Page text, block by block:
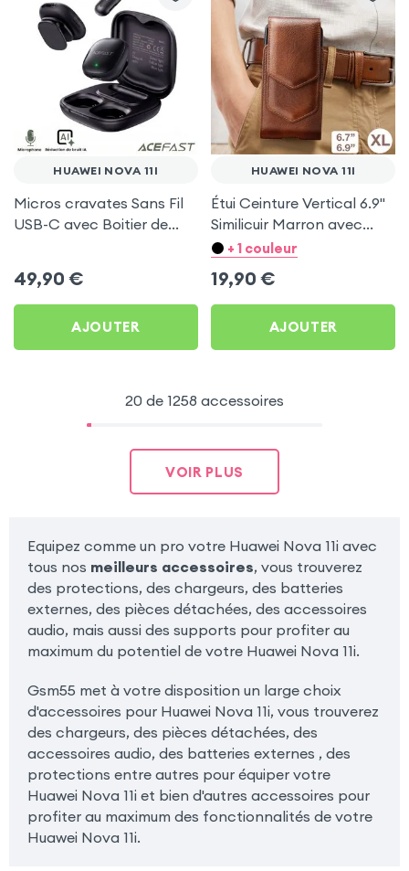
HUAWEI NOVA 11I
Micros cravates Sans Fil
USB-C avec Boitier de
49,90 €
AJOUTER
HUAWEI NOVA 11I
Étui Ceinture Vertical 6.9''
Similicuir Marron avec
Porte carte pour Huawei
+ 1 couleur
19,90 €
AJOUTER
20 de 1258 accessoires
VOIR PLUS
Equipez comme un pro votre Huawei Nova 11i avec
tous nos meilleurs accessoires, vous trouverez
des protections, des chargeurs, des batteries
externes, des pièces détachées, des accessoires
audio, mais aussi des supports pour profiter au
maximum du potentiel de votre Huawei Nova 11i.
Gsm55 met à votre disposition un large choix
d'accessoires pour Huawei Nova 11i, vous trouverez
des chargeurs, des pièces détachées, des
accessoires audio, des batteries externes , des
protections entre autres pour équiper votre
Huawei Nova 11i et bien d'autres accessoires pour
profiter au maximum des fonctionnalités de votre
Huawei Nova 11i.